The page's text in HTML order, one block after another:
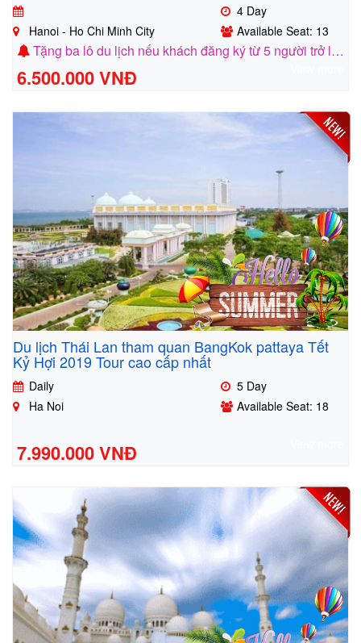
4 Day
Hanoi - Ho Chi Minh City
Available Seat: 13
Tặng ba lô du lịch nếu khách đăng ký từ 5 người trở lên
6.500.000 VNĐ
Du lịch Thái Lan tham quan BangKok pattaya Tết
Kỷ Hợi 2019 Tour cao cấp nhất
Daily
5 Day
Ha Noi
Available Seat: 18
7.990.000 VNĐ